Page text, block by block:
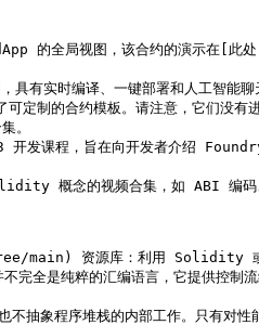
全局视图，该合约的演示在[此处]
编译、一键部署和人工智能聊天集
的合约模板。请注意，它们没有进
。
在向开发者介绍 Foundry，这
念的视频合集，如 ABI 编码、
资源库：利用 Solidity 或
的汇编语言，它提供控制流结构
序堆栈的内部工作。只有对性能